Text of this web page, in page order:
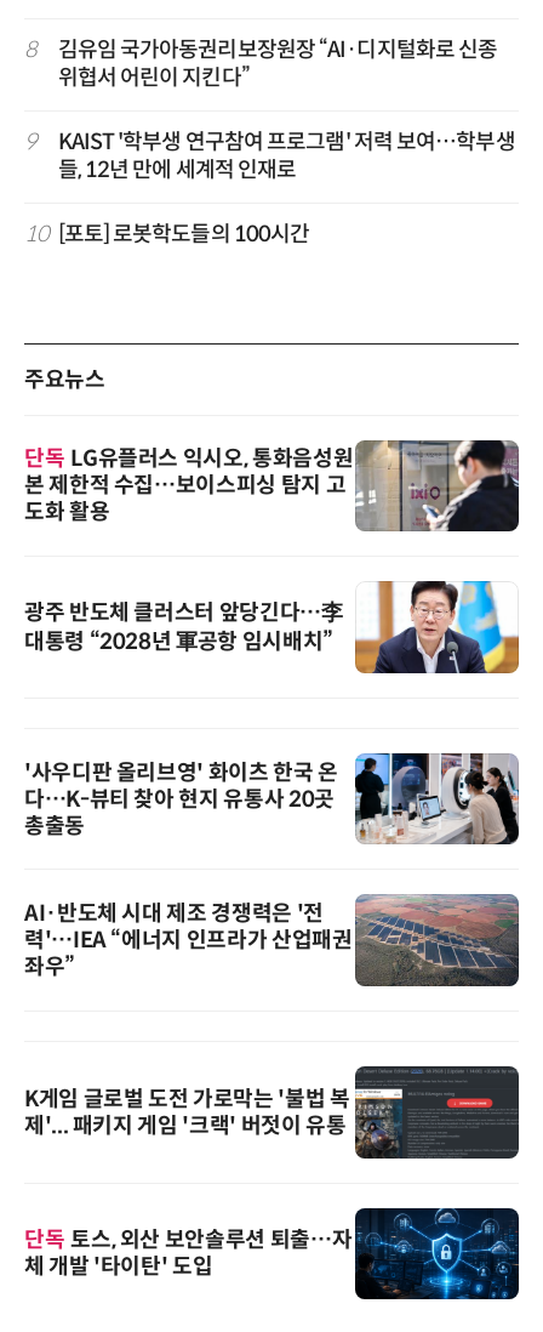
8
김유임 국가아동권리보장원장 “AI·디지털화로 신종
위협서 어린이 지킨다”
9
KAIST '학부생 연구참여 프로그램' 저력 보여…학부생
들, 12년 만에 세계적 인재로
10 [포토] 로봇학도들의 100시간
주요뉴스
단독 LG유플러스 익시오, 통화음성원
본 제한적 수집…보이스피싱 탐지 고
도화 활용
광주 반도체 클러스터 앞당긴다…李
대통령 “2028년 軍공항 임시배치”
'사우디판 올리브영' 화이츠 한국 온
다…K-뷰티 찾아 현지 유통사 20곳
총출동
AI·반도체 시대 제조 경쟁력은 '전
력'…IEA “에너지 인프라가 산업패권
좌우”
K게임 글로벌 도전 가로막는 '불법 복
제'... 패키지 게임 '크랙' 버젓이 유통
단독 토스, 외산 보안솔루션 퇴출…자
체 개발 '타이탄' 도입